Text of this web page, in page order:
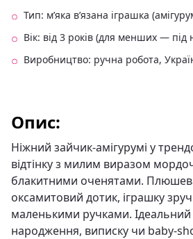
Тип: м’яка в’язана іграшка
Вік: від 3 років (для менших — під
Виробництво: ручна робота,
Опис:
Ніжний зайчик-амігурумі у
відтінку з милим виразом
блакитними оченятами.
оксамитовий дотик, іграшку
маленькими ручками.
народження, виписку чи baby-